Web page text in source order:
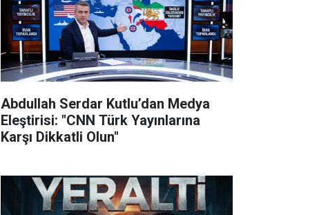
Abdullah Serdar Kutlu’dan Medya
Eleştirisi: "CNN Türk Yayınlarına
Karşı Dikkatli Olun"